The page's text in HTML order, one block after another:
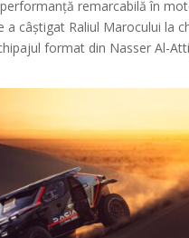
remarcabilă în
a câștigat Raliul Marocului la
format din Nasser Al-